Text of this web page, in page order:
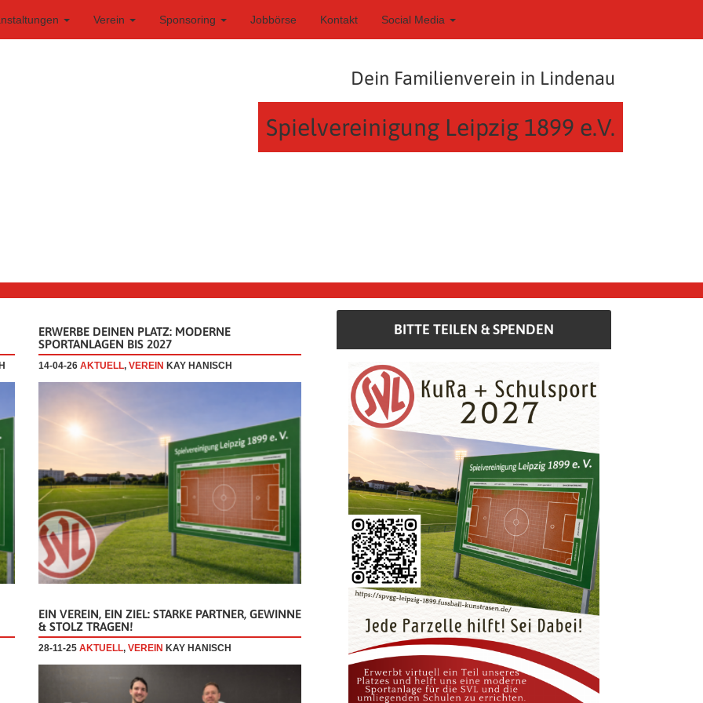
Verein Sponsoring Jobbörse Kontakt Social Media
Dein Familienverein in Lindenau
Spielvereinigung Leipzig 1899 e.V.
ERWERBE DEINEN PLATZ: MODERNE
SPORTANLAGEN BIS 2027
14-04-26 AKTUELL, VEREIN KAY HANISCH
EIN VEREIN, EIN ZIEL: STARKE PARTNER, GEWINNE
& STOLZ TRAGEN!
28-11-25 AKTUELL, VEREIN KAY HANISCH
BITTE TEILEN & SPENDEN